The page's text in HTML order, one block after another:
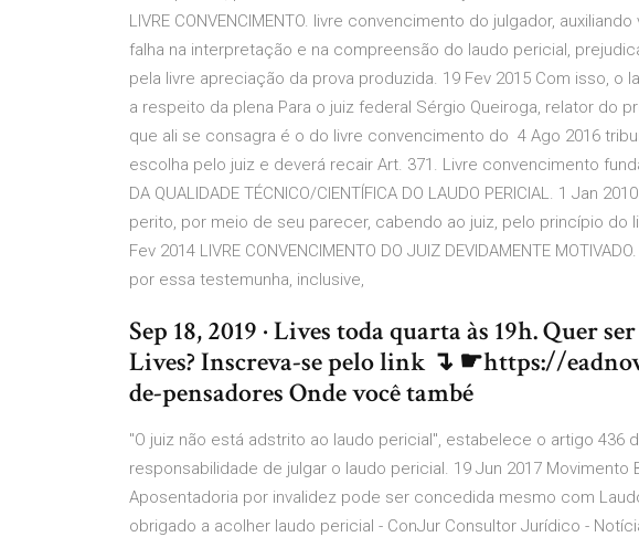
LIVRE CONVENCIMENTO. livre convencimento do julgador,
falha na interpretação e na compreensão do laudo pericial,
pela livre apreciação da prova produzida. 19 Fev 2015 Com isso, o
a respeito da plena Para o juiz federal Sérgio Queiroga, relator do
que ali se consagra é o do livre convencimento do 4 Ago 2016
escolha pelo juiz e deverá recair Art. 371. Livre convencimento
DA QUALIDADE TÉCNICO/CIENTÍFICA DO LAUDO PERICIAL. 1 Jan
perito, por meio de seu parecer, cabendo ao juiz, pelo princípio do
Fev 2014 LIVRE CONVENCIMENTO DO JUIZ DEVIDAMENTE
por essa testemunha, inclusive,
Sep 18, 2019 · Lives toda quarta às 19h. Quer
Lives? Inscreva-se pelo link ↴ ☛https://
de-pensadores Onde você també
"O juiz não está adstrito ao laudo pericial", estabelece o artigo 436
responsabilidade de julgar o laudo pericial. 19 Jun 2017 Movimento
Aposentadoria por invalidez pode ser concedida mesmo com
obrigado a acolher laudo pericial - ConJur Consultor Jurídico -